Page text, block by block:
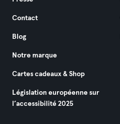
Contact
Blog
Notre marque
Cartes cadeaux & Shop
Législation européenne sur
l’accessibilité 2025